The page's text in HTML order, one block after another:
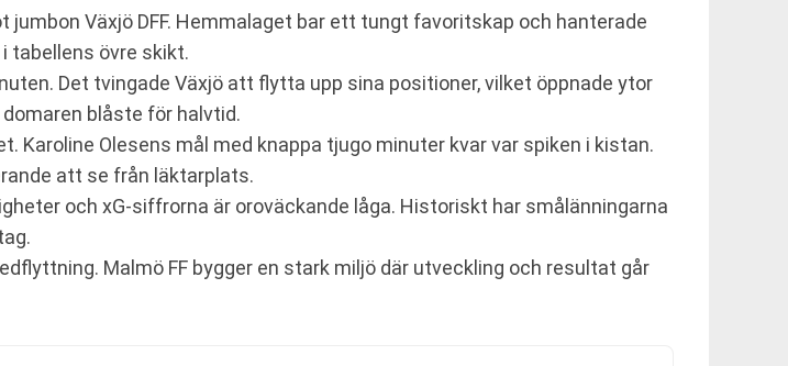
jumbon Växjö DFF. Hemmalaget bar ett tungt favoritskap och hanterade
tabellens övre skikt.
Det tvingade Växjö att flytta upp sina positioner, vilket öppnade ytor
blåste för halvtid.
Karoline Olesens mål med knappa tjugo minuter kvar var spiken i kistan.
att se från läktarplats.
och xG-siffrorna är oroväckande låga. Historiskt har smålänningarna
Malmö FF bygger en stark miljö där utveckling och resultat går